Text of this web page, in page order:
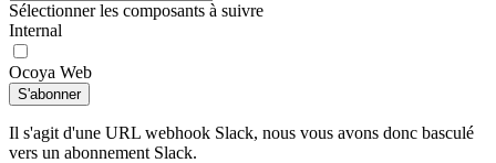
Sélectionner les composants à suivre
Internal
Ocoya Web
S'abonner
Il s'agit d'une URL webhook Slack, nous vous avons donc basculé
vers un abonnement Slack.